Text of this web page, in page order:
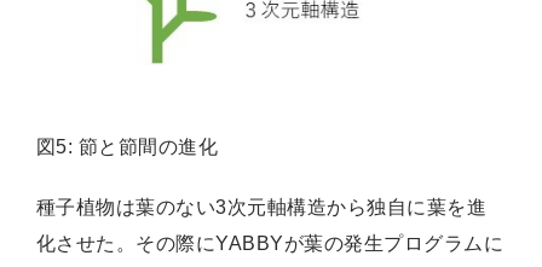
図5: 節と節間の進化
種子植物は葉のない3次元軸構造から独自に葉を進
化させた。その際にYABBYが葉の発生プログラムに